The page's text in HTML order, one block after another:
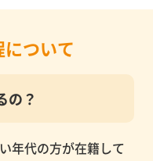
ついて
の？
年代の方が在籍して